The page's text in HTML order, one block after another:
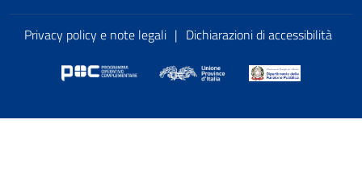
Privacy policy e note legali | Dichiarazioni di accessibilità